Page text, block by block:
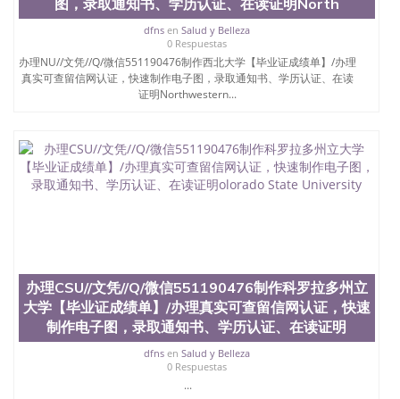
图，录取通知书、学历认证、在读证明North
dfnsen Salud y Belleza
0 Respuestas
办理NU//文凭//Q/微信551190476制作西北大学【毕业证成绩单】/办理
真实可查留信网认证，快速制作电子图，录取通知书、学历认证、在读
证明Northwestern...
办理CSU//文凭//Q/微信551190476制作科罗拉多州立
大学【毕业证成绩单】/办理真实可查留信网认证，快速
制作电子图，录取通知书、学历认证、在读证明
dfnsen Salud y Belleza
0 Respuestas
...